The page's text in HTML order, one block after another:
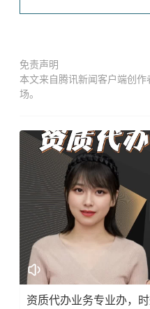
免责声明
本文来自腾讯新闻客户端创
场。
资质代办业务专业办，